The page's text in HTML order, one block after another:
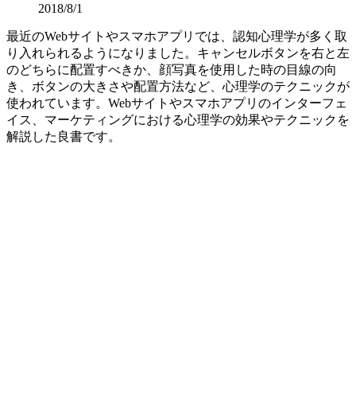
2018/8/1
最近のWebサイトやスマホアプリでは、認知心理学が多く取
り入れられるようになりました。キャンセルボタンを右と左
のどちらに配置すべきか、顔写真を使用した時の目線の向
き、ボタンの大きさや配置方法など、心理学のテクニックが
使われています。Webサイトやスマホアプリのインターフェ
イス、マーケティングにおける心理学の効果やテクニックを
解説した良書です。